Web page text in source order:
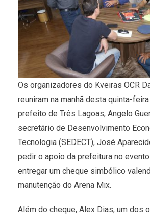
Os organizadores do Kveiras OCR
reuniram na manhã desta quinta-
prefeito de Três Lagoas, Angelo
secretário de Desenvolvimento
Tecnologia (SEDECT), José
pedir o apoio da prefeitura no
entregar um cheque simbólico
manutenção do Arena Mix.
Além do cheque, Alex Dias, um dos